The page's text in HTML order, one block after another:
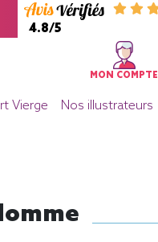
4.8/5
MON COMPTE
Vierge Nos illustrateurs